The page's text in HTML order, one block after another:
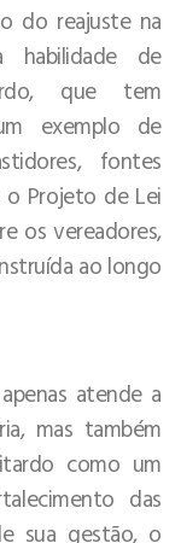
do reajuste na
habilidade de
que tem
exemplo de
fontes
o Projeto de Lei
os vereadores,
ao longo
atende a
mas também
como um
das
sua gestão, o